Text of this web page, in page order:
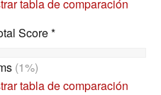
tabla de comparación
Score *
(1%)
tabla de comparación